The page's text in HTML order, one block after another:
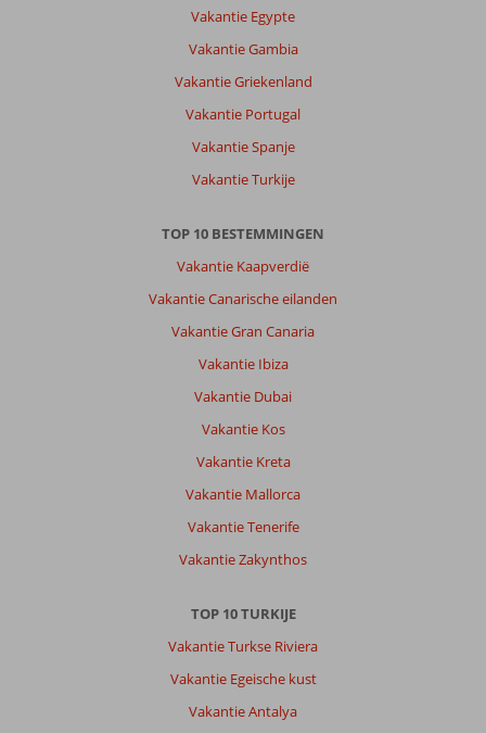
Vakantie Egypte
Vakantie Gambia
Vakantie Griekenland
Vakantie Portugal
Vakantie Spanje
Vakantie Turkije
TOP 10 BESTEMMINGEN
Vakantie Kaapverdië
Vakantie Canarische eilanden
Vakantie Gran Canaria
Vakantie Ibiza
Vakantie Dubai
Vakantie Kos
Vakantie Kreta
Vakantie Mallorca
Vakantie Tenerife
Vakantie Zakynthos
TOP 10 TURKIJE
Vakantie Turkse Riviera
Vakantie Egeische kust
Vakantie Antalya